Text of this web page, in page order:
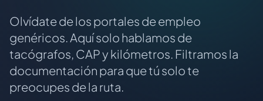
Olvídate de los portales de empleo
genéricos. Aquí solo hablamos de
tacógrafos, CAP y kilómetros. Filtramos la
documentación para que tú solo te
preocupes de la ruta.